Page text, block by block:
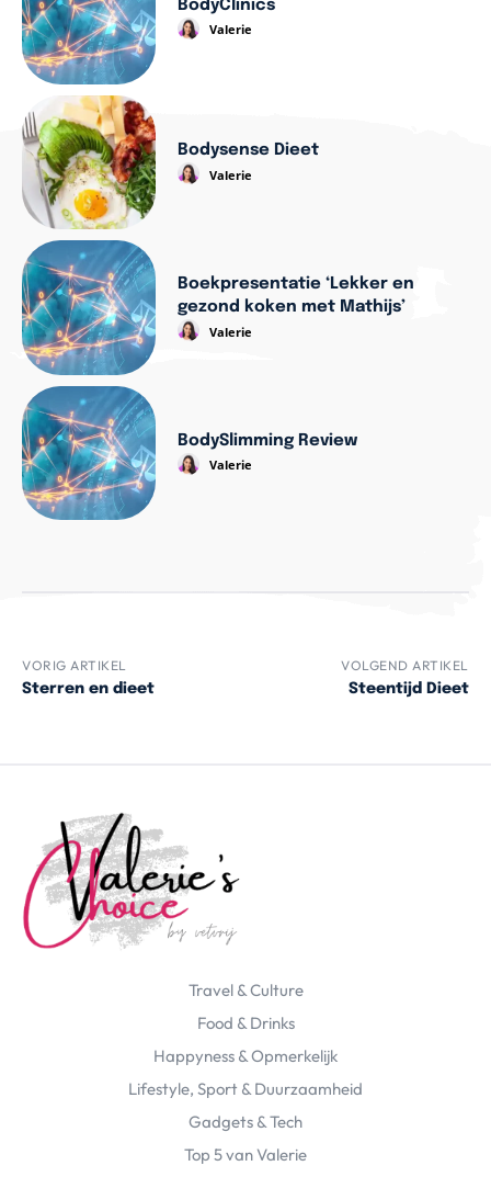
BodyClinics
Valerie
Bodysense Dieet
Valerie
Boekpresentatie ‘Lekker en
gezond koken met Mathijs’
Valerie
BodySlimming Review
Valerie
VORIG ARTIKEL
Sterren en dieet
VOLGEND ARTIKEL
Steentijd Dieet
Travel & Culture
Food & Drinks
Happyness & Opmerkelijk
Lifestyle, Sport & Duurzaamheid
Gadgets & Tech
Top 5 van Valerie